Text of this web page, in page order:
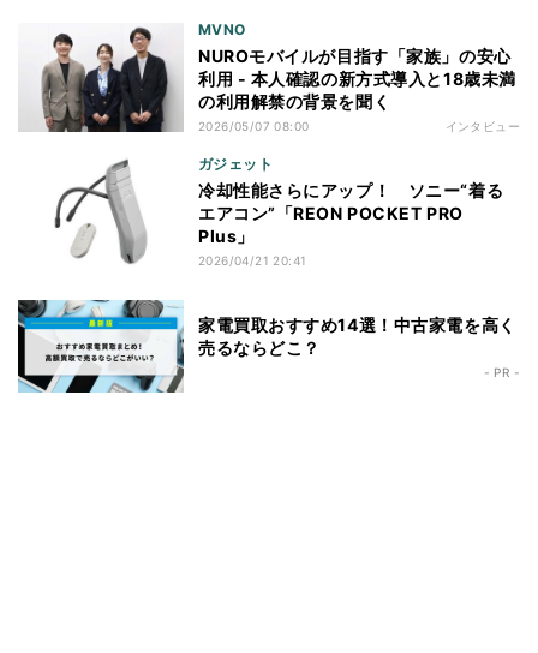
MVNO
NUROモバイルが目指す「家族」の安心
利用 - 本人確認の新方式導入と18歳未満
の利用解禁の背景を聞く
2026/05/07 08:00 インタビュー
ガジェット
冷却性能さらにアップ！ ソニー“着る
エアコン”「REON POCKET PRO
Plus」
2026/04/21 20:41
家電買取おすすめ14選！中古家電を高く
売るならどこ？
- PR -